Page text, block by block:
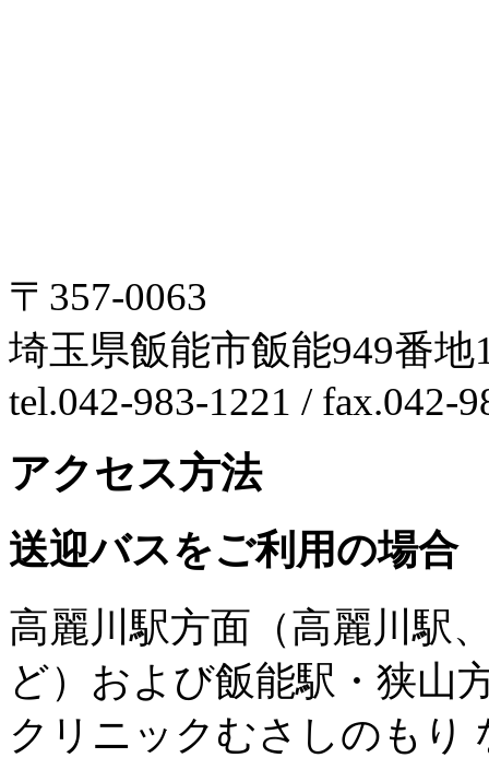
〒357-0063
埼玉県飯能市飯能949番地
tel.042-983-1221 / fax.042-
アクセス方法
送迎バスをご利用の場合
高麗川駅方面（高麗川駅
ど）および飯能駅・狭山
クリニックむさしのもり